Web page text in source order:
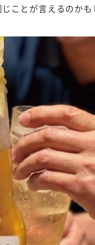
ことが言えるのかも